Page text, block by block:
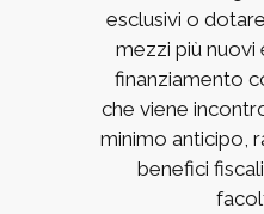
esclusivi o
mezzi più nuovi
finanziamento
che viene
minimo anticipo,
benefici